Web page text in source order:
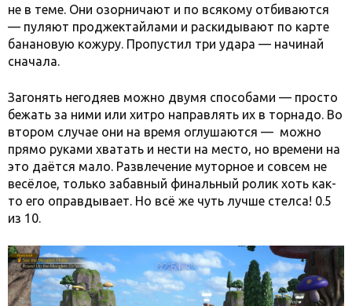
не в теме. Они озорничают и по всякому отбиваются
— пуляют проджектайлами и раскидывают по карте
банановую кожуру. Пропустил три удара — начинай
сначала.
Загонять негодяев можно двумя способами — просто
бежать за ними или хитро направлять их в торнадо. Во
втором случае они на время оглушаются — можно
прямо руками хватать и нести на место, но времени на
это даётся мало. Развлечение муторное и совсем не
весёлое, только забавный финальный ролик хоть как-
то его оправдывает. Но всё же чуть лучше стелса! 0.5
из 10.